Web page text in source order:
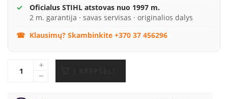
Oficialus STIHL atstovas nuo 1997 m.
2 m. garantija · savas servisas · originalios dalys
Klausimų? Skambinkite +370 37 456296